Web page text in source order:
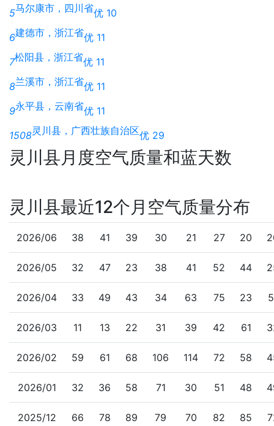
5马尔康市，四川省优 10
6建德市，浙江省优 11
7松阳县，浙江省优 11
8兰溪市，浙江省优 11
9永平县，云南省优 11
1508灵川县，广西壮族自治区优 29
灵川县月度空气质量和蓝天数
灵川县最近12个月空气质量分布
2026/06 38 41 39 30 21 27 20
2026/05 32 47 23 38 41 52 44
2026/04 33 49 43 34 63 75 23
2026/03 11 13 22 31 39 42 61
2026/02 59 61 68 106 114 72 58
2026/01 32 36 58 71 30 51 48
2025/12 66 78 89 79 70 82 85